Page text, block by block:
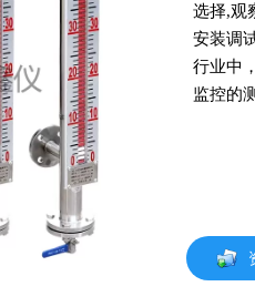
选择,观
安装调
行业中
监控的